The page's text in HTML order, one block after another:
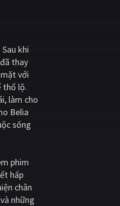
khi
thay
với
thổ lộ.
làm cho
Belia
sống
phim
hấp
chân
những